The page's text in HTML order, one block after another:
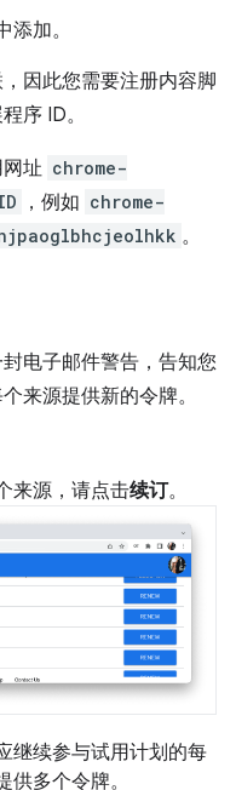
加。
因此您需要注册内容脚
序 ID。
址 chrome-
，例如 chrome-
。
电子邮件警告，告知您
来源提供新的令牌。
来源，请点击续订。
继续参与试用计划的每
多个令牌。